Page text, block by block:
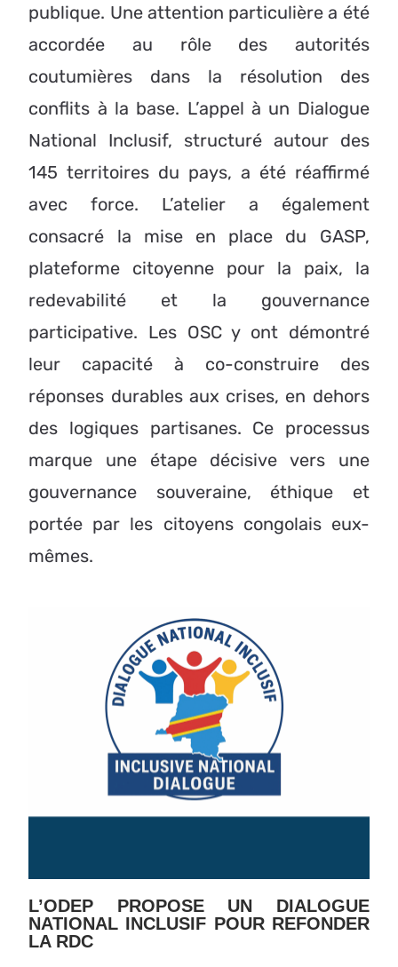
publique. Une attention particulière a été
accordée au rôle des autorités
coutumières dans la résolution des
conflits à la base. L’appel à un Dialogue
National Inclusif, structuré autour des
145 territoires du pays, a été réaffirmé
avec force. L’atelier a également
consacré la mise en place du GASP,
plateforme citoyenne pour la paix, la
redevabilité et la gouvernance
participative. Les OSC y ont démontré
leur capacité à co-construire des
réponses durables aux crises, en dehors
des logiques partisanes. Ce processus
marque une étape décisive vers une
gouvernance souveraine, éthique et
portée par les citoyens congolais eux-
mêmes.
L’ODEP PROPOSE UN DIALOGUE
NATIONAL INCLUSIF POUR REFONDER
LA RDC